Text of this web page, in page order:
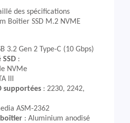
des spécifications
Boîtier SSD M.2 NVME
3.2 Gen 2 Type-C (10 Gbps)
:
NVMe
III
supportées : 2230, 2242,
ASM-2362
: Aluminium anodisé